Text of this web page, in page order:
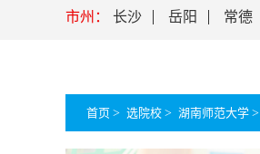
市州： 长沙 岳阳 常德
首页 > 选院校 > 湖南师范大学 >